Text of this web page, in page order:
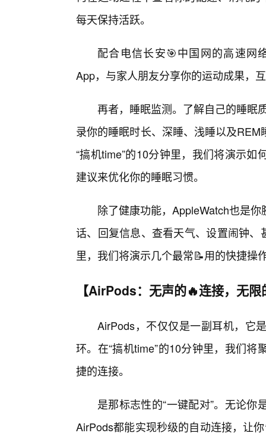
每天保持活跃。
配合电信长安🎯中国网的高速网
App，与家人朋友分享你的运动成果，
再者，睡眠监测。了解自己的睡眠
录你的睡眠时长、深睡、浅睡以及
“搞机time”的10分钟里，我们将演示
建议来优化你的睡眠习惯。
除了健康功能，AppleWatch也是
话、回复信息、查看天气、设置闹钟、
里，我们将演示几个最常📝用的快捷操
【AirPods：无声的🔥连接，无
AirPods，不仅仅是一副耳机，它
环。在“搞机time”的10分钟里，我们
捷的连接。
是那标志性的“一键配对”。无论
AirPods都能实现秒级的自动连接，让